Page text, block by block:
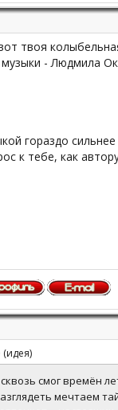
твоя
- Людмила
гораздо
к тебе, как
(идея)
смог времён
мечтаем